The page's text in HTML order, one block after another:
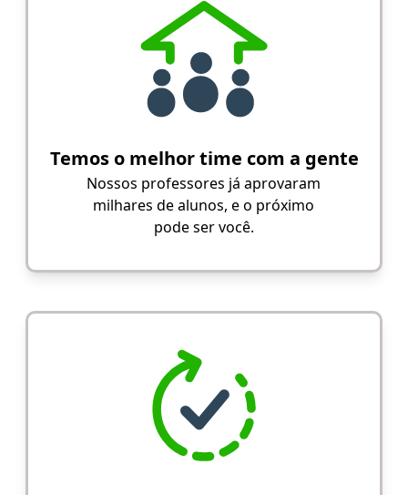
Temos o melhor time com a gente
Nossos professores já aprovaram
milhares de alunos, e o próximo
pode ser você.